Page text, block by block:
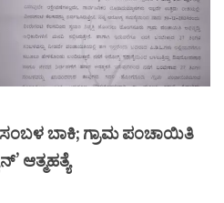
ಬಾಕಿ; ಗ್ರಾಮ ಪಂಚಾಯಿತಿ
ಆತ್ಮಹತ್ಯೆ